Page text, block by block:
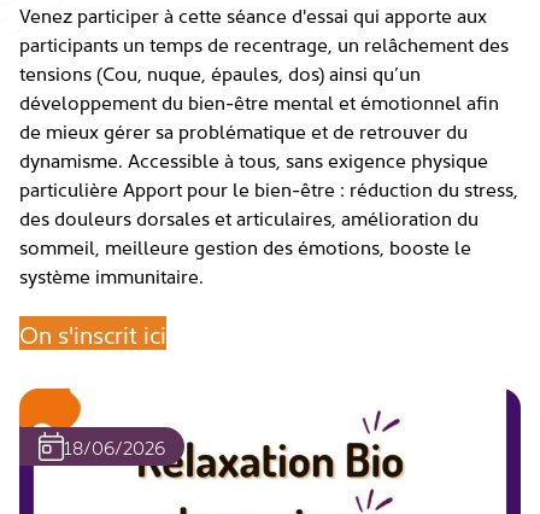
Venez participer à cette séance d'essai qui apporte aux
participants un temps de recentrage, un relâchement des
tensions (Cou, nuque, épaules, dos) ainsi qu’un
développement du bien-être mental et émotionnel afin
de mieux gérer sa problématique et de retrouver du
dynamisme. Accessible à tous, sans exigence physique
particulière Apport pour le bien-être : réduction du stress,
des douleurs dorsales et articulaires, amélioration du
sommeil, meilleure gestion des émotions, booste le
système immunitaire.
On s'inscrit ici
18/06/2026